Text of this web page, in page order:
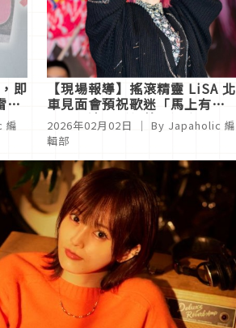
即
？
編
【現場報導】搖滾精靈 LiSA 北
車見面會預祝歌迷「馬上有
票」，清唱〈紅蓮華〉令全場沸
騰
2026年02月02日 ｜ By Japaholic 編
輯部